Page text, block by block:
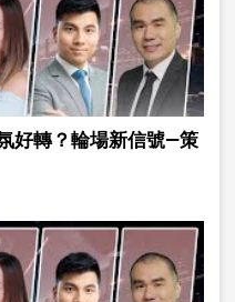
好轉？輪場新信號—策